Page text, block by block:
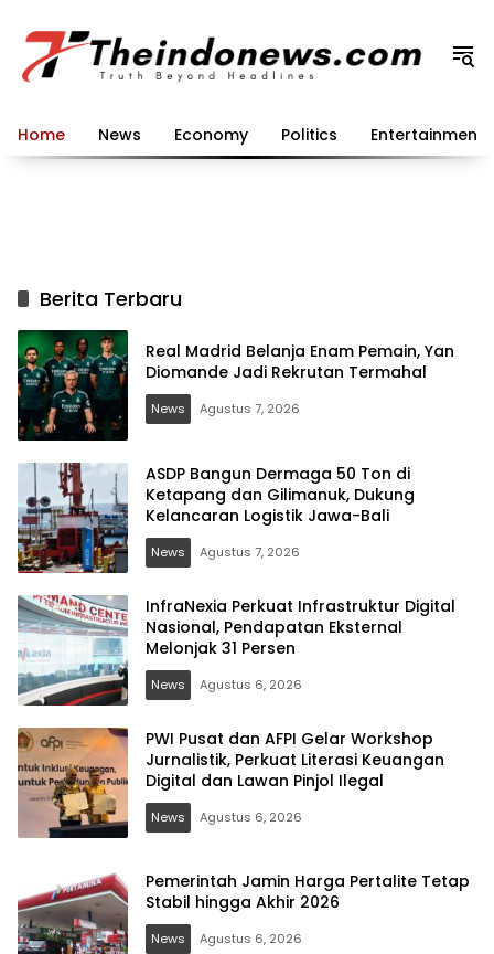
konten
Home News Economy Politics Entertainment
Berita Terbaru
Real Madrid Belanja Enam Pemain, Yan
Diomande Jadi Rekrutan Termahal
News Agustus 7, 2026
ASDP Bangun Dermaga 50 Ton di
Ketapang dan Gilimanuk, Dukung
Kelancaran Logistik Jawa-Bali
News Agustus 7, 2026
InfraNexia Perkuat Infrastruktur Digital
Nasional, Pendapatan Eksternal
Melonjak 31 Persen
News Agustus 6, 2026
Theindonews.comPWI Pusat dan AFPI Gelar Workshop
Jurnalistik, Perkuat Literasi Keuangan
Digital dan Lawan Pinjol Ilegal
News Agustus 6, 2026
Pemerintah Jamin Harga Pertalite Tetap
Stabil hingga Akhir 2026
News Agustus 6, 2026